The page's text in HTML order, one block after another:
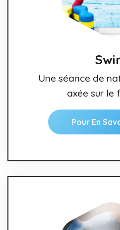
Une séance de
axée sur le
Pour En